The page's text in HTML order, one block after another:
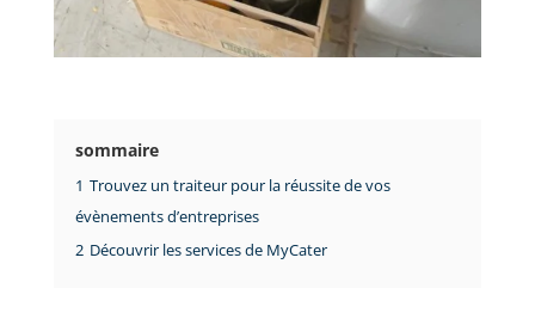
sommaire
1 Trouvez un traiteur pour la réussite de vos
évènements d’entreprises
2 Découvrir les services de MyCater